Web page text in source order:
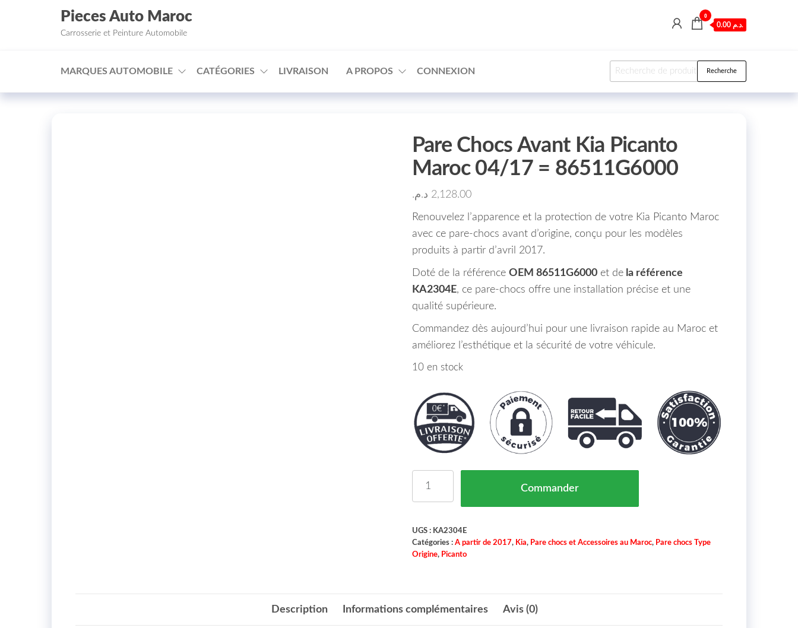
□
Aller au contenu
Pieces Auto Maroc
Carrosserie et Peinture Automobile
0
0.00 د.م.
MARQUES AUTOMOBILE CATÉGORIES LIVRAISON A PROPOS CONNEXION Recherche pour : Recherche
Pare Chocs Avant Kia Picanto
Maroc 04/17 = 86511G6000
2,128.00 د.م.
Renouvelez l’apparence et la protection de votre Kia Picanto Maroc
avec ce pare-chocs avant d’origine, conçu pour les modèles
produits à partir d’avril 2017.
Doté de la référence OEM 86511G6000et dela référence
KA2304E, ce pare-chocs offre une installation précise et une
qualité supérieure.
Commandez dès aujourd’hui pour une livraison rapide au Maroc et
améliorez l’esthétique et la sécurité de votre véhicule.
10 en stock
Commander
UGS : KA2304E
Catégories : A partir de 2017, Kia, Pare chocs et Accessoires au Maroc, Pare chocs Type
Origine, Picanto
Description Informations complémentaires Avis (0)